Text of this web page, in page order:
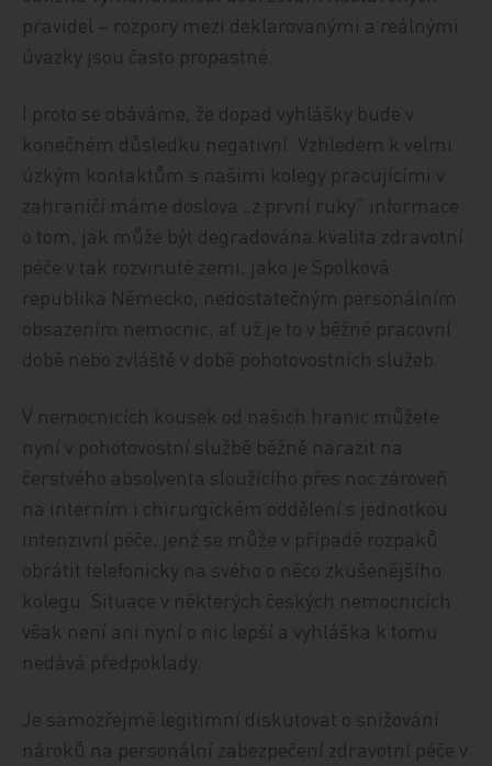
pravidel – rozpory mezi deklarovanými a reálnými
úvazky jsou často propastné.
I proto se obáváme, že dopad vyhlášky bude v
konečném důsledku negativní. Vzhledem k velmi
úzkým kontaktům s našimi kolegy pracujícími v
zahraničí máme doslova „z první ruky“ informace
o tom, jak může být degradována kvalita zdravotní
péče v tak rozvinuté zemi, jako je Spolková
republika Německo, nedostatečným personálním
obsazením nemocnic, ať už je to v běžné pracovní
době nebo zvláště v době pohotovostních služeb.
V nemocnicích kousek od našich hranic můžete
nyní v pohotovostní službě běžně narazit na
čerstvého absolventa sloužícího přes noc zároveň
na interním i chirurgickém oddělení s jednotkou
intenzivní péče, jenž se může v případě rozpaků
obrátit telefonicky na svého o něco zkušenějšího
kolegu. Situace v některých českých nemocnicích
však není ani nyní o nic lepší a vyhláška k tomu
nedává předpoklady.
Je samozřejmě legitimní diskutovat o snižování
nároků na personální zabezpečení zdravotní péče v